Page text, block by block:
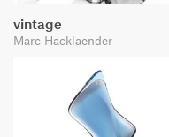
vintage
Marc Hacklaender